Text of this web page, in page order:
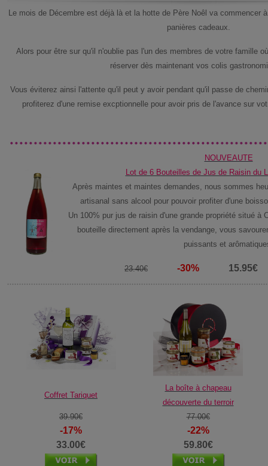
Le mois de Décembre est déjà là et la hotte de Père Noêl va commencer
panières cadeaux.
Alors pour être sur qu'il n'oublie pas l'un des membres de votre famille
réserver dès maintenant vos colis
Vous éviterez ainsi l'attente qu'il peut y avoir pendant qu'il passe de
profiterez d'une remise excptionnelle pour avoir pris de l'avance sur
NOUVEAUTE
Lot de 6 Bouteilles de Jus de Raisin du
Après maintes et maintes demandes, nous sommes
artisanal sans alcool pour pouvoir profiter d'une
Un 100% pur jus de raisin d'une grande propriété situé à
bouteille directement après la vendange, vous
puissants et
23.40€ -30% 15.95€
Coffret Tariquet
La boîte à chapeau
découverte du terroir
39.90€
77.00€
-17%
-22%
33.00€
59.80€